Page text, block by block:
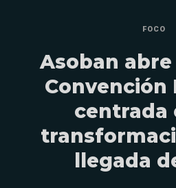
FOCO
Asoban
Convención
centrada
llegada